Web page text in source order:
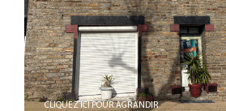
CLIQUEZ ICI POUR AGRANDIR